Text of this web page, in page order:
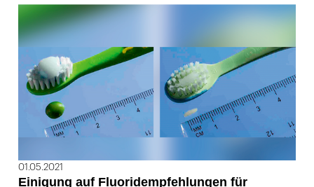
01.05.2021
Einigung auf Fluoridempfehlungen für